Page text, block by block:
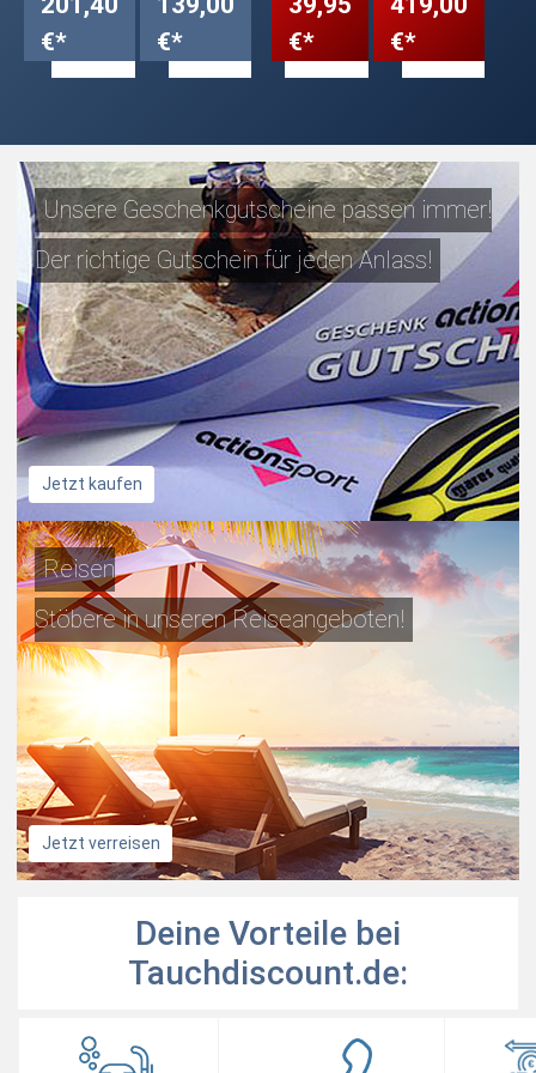
€*
€*
€*
€*
Unsere Geschenkgutscheine passen immer!
Der richtige Gutschein für jeden Anlass!
Jetzt kaufen
Reisen
Stöbere in unseren Reiseangeboten!
Jetzt verreisen
Deine Vorteile bei
Tauchdiscount.de: